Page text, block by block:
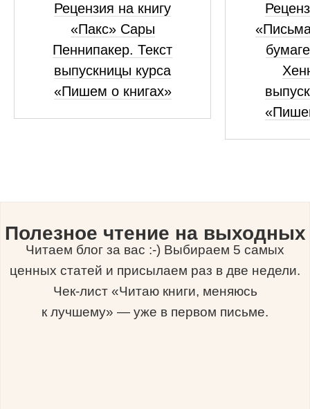
Рецензия на книгу
«Пакс» Сары
Пеннипакер. Текст
выпускницы курса
«Пишем о книгах»
Полезное чтение на выходных
Читаем блог за вас :-) Выбираем 5 самых
ценных статей и присылаем раз в две недели.
Чек-лист «Читаю книги, меняюсь
к лучшему» — уже в первом письме.